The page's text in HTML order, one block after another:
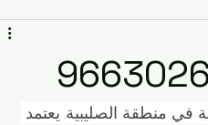
الحياة العملية في الكويت
في منطقة الصليبية. يعتمد